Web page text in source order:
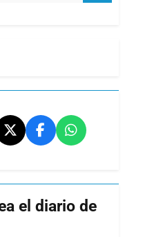
el diario de